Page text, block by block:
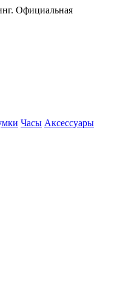
Официальная
Часы Аксессуары